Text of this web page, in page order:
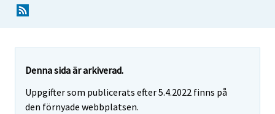
Denna sida är arkiverad.
Uppgifter som publicerats efter 5.4.2022 finns på
den förnyade webbplatsen.